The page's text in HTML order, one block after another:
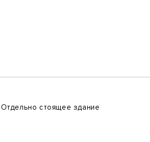
Отдельно стоящее здание